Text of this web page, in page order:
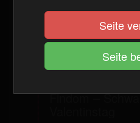
Findom –
Seite